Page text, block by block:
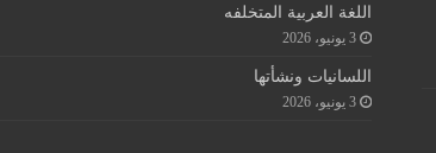
اللغة العربية المتخلفه
3 يونيو، 2026
اللسانيات ونشأتها
3 يونيو، 2026